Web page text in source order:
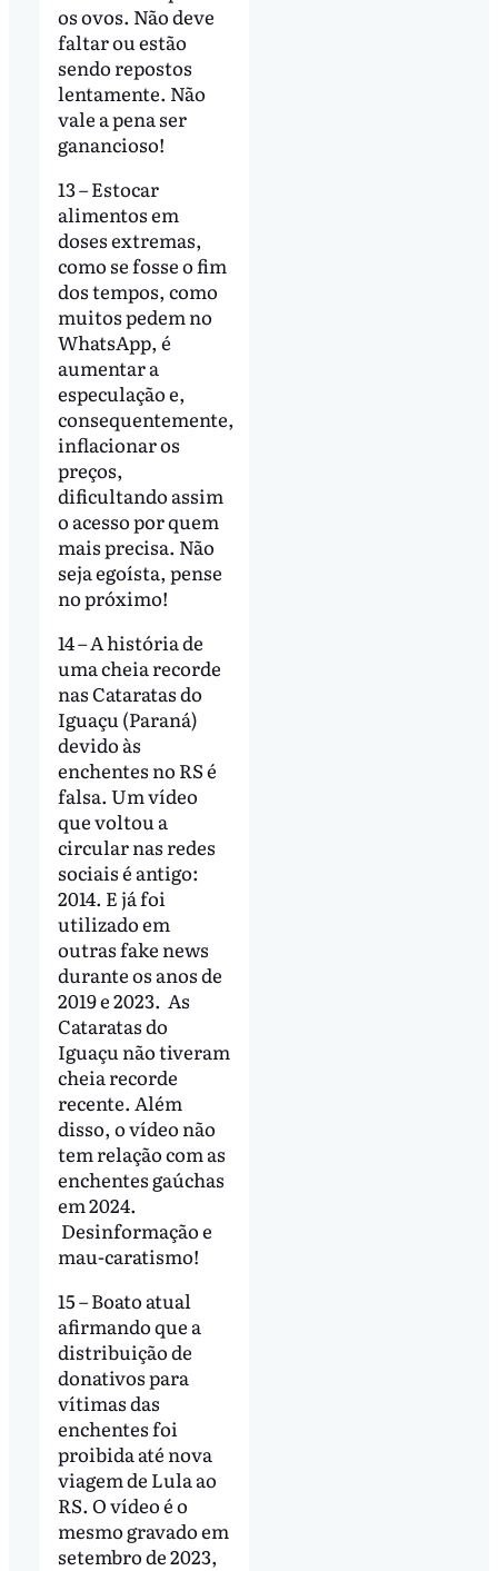
os ovos. Não deve
faltar ou estão
sendo repostos
lentamente. Não
vale a pena ser
ganancioso!
13 – Estocar
alimentos em
doses extremas,
como se fosse o fim
dos tempos, como
muitos pedem no
WhatsApp, é
aumentar a
especulação e,
consequentemente,
inflacionar os
preços,
dificultando assim
o acesso por quem
mais precisa. Não
seja egoísta, pense
no próximo!
14 – A história de
uma cheia recorde
nas Cataratas do
Iguaçu (Paraná)
devido às
enchentes no RS é
falsa. Um vídeo
que voltou a
circular nas redes
sociais é antigo:
2014. E já foi
utilizado em
outras fake news
durante os anos de
2019 e 2023. As
Cataratas do
Iguaçu não tiveram
cheia recorde
recente. Além
disso, o vídeo não
tem relação com as
enchentes gaúchas
em 2024.
Desinformação e
mau-caratismo!
15 – Boato atual
afirmando que a
distribuição de
donativos para
vítimas das
enchentes foi
proibida até nova
viagem de Lula ao
RS. O vídeo é o
mesmo gravado em
setembro de 2023,